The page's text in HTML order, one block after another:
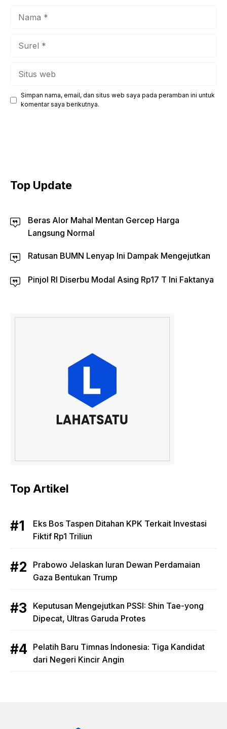
Simpan nama, email, dan situs web saya pada peramban ini untuk
komentar saya berikutnya.
Top Update
Beras Alor Mahal Mentan Gercep Harga
Langsung Normal
Ratusan BUMN Lenyap Ini Dampak Mengejutkan
Pinjol RI Diserbu Modal Asing Rp17 T Ini Faktanya
Top Artikel
Eks Bos Taspen Ditahan KPK Terkait Investasi
Fiktif Rp1 Triliun
Prabowo Jelaskan Iuran Dewan Perdamaian
Gaza Bentukan Trump
Keputusan Mengejutkan PSSI: Shin Tae-yong
Dipecat, Ultras Garuda Protes
Pelatih Baru Timnas Indonesia: Tiga Kandidat
dari Negeri Kincir Angin